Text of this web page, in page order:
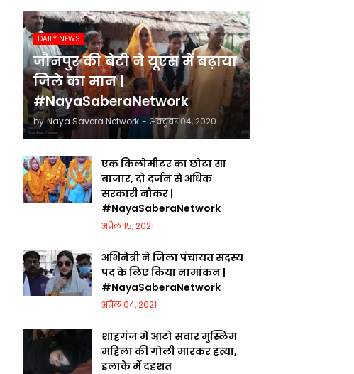
DAILY NEWS
जौनपुर की बेटी ने यूएस में बढ़ाया
जिले का मान |
#NayaSaberaNetwork
by Naya Savera Network - अक्टूबर 04, 2020
एक किलोमीटर का छोटा सा
बाजार, दो दर्जन से अधिक
सरकारी नौकर |
#NayaSaberaNetwork
अप्रैल 15, 2021
अभिनेत्री ने जिला पंचायत सदस्य
पद के लिए किया नामांकन |
#NayaSaberaNetwork
अप्रैल 04, 2021
शाहगंज में आटो सवार मुस्लिम
महिला की गोली मारकर हत्या,
इलाके में दहशत